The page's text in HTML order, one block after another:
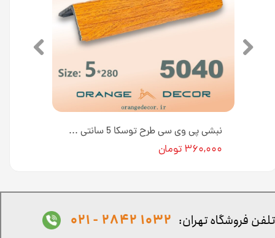
نبشی پی وی سی طرح توسکا 5 سانتی متر کد 5040 [انبار تهران]
۳۶۰,۰۰۰ تومان
تلفن فروشگاه تهران: 1032 2842 - 021